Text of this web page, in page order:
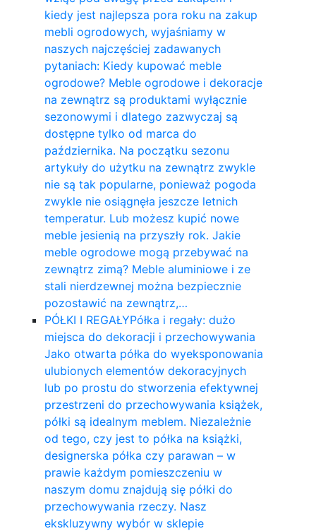
kiedy jest najlepsza pora roku na zakup
mebli ogrodowych, wyjaśniamy w
naszych najczęściej zadawanych
pytaniach: Kiedy kupować meble
ogrodowe? Meble ogrodowe i dekoracje
na zewnątrz są produktami wyłącznie
sezonowymi i dlatego zazwyczaj są
dostępne tylko od marca do
października. Na początku sezonu
artykuły do ​​użytku na zewnątrz zwykle
nie są tak popularne, ponieważ pogoda
zwykle nie osiągnęła jeszcze letnich
temperatur. Lub możesz kupić nowe
meble jesienią na przyszły rok. Jakie
meble ogrodowe mogą przebywać na
zewnątrz zimą? Meble aluminiowe i ze
stali nierdzewnej można bezpiecznie
pozostawić na zewnątrz,…
PÓŁKI I REGAŁYPółka i regały: dużo
miejsca do dekoracji i przechowywania
Jako otwarta półka do wyeksponowania
ulubionych elementów dekoracyjnych
lub po prostu do stworzenia efektywnej
przestrzeni do przechowywania książek,
półki są idealnym meblem. Niezależnie
od tego, czy jest to półka na książki,
designerska półka czy parawan – w
prawie każdym pomieszczeniu w
naszym domu znajdują się półki do
przechowywania rzeczy. Nasz
ekskluzywny wybór w sklepie